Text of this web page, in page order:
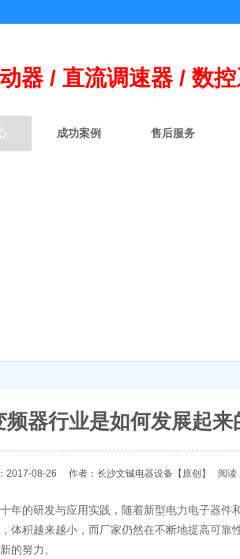
器 / 直流调速器 / 数
成功案例 售后服务
频器行业是如何发展起来
2017-08-26 作者：长沙文铖电器设备【原创】 阅读
的研发与应用实践，随着新型电力电子器件
体积越来越小，而厂家仍然在不断地提高可靠
的努力。